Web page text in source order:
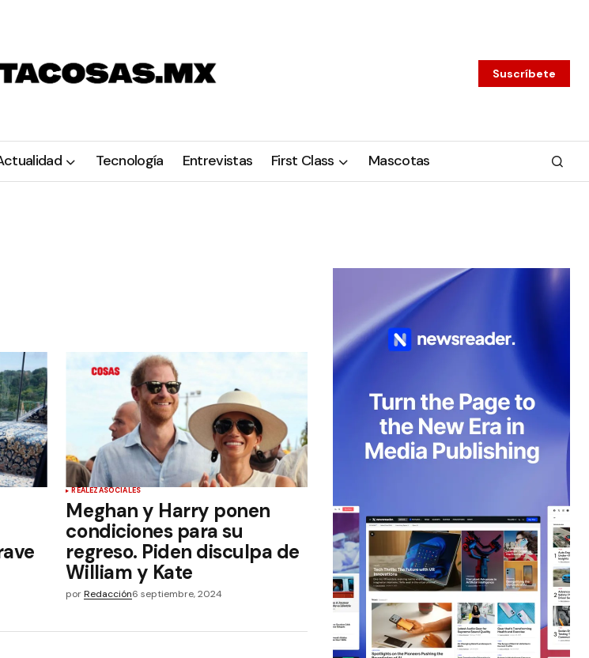
Suscríbete
Tecnología Entrevistas First Class Mascotas
REALEZASOCIALES
Meghan y Harry ponen
condiciones para su
regreso. Piden disculpa de
William y Kate
por Redacción6 septiembre, 2024